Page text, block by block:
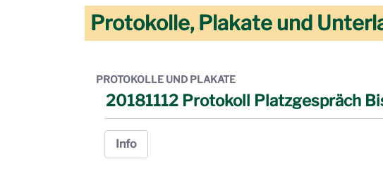
Protokolle, Plakate und
PROTOKOLLE UND PLAKATE
20181112 Protokoll Platzgespräch
Info